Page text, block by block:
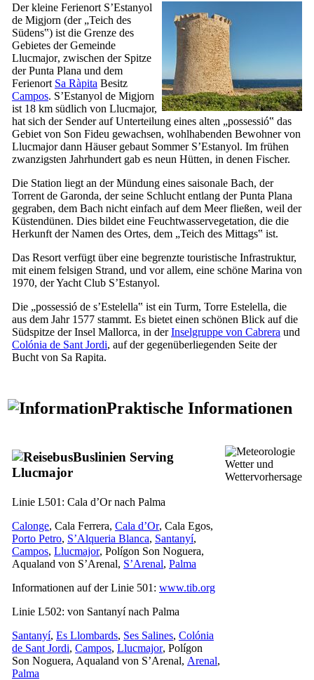
Der kleine Ferienort S’Estanyol
de Migjorn (der „Teich des
Südens‟) ist die Grenze des
Gebietes der Gemeinde
Llucmajor, zwischen der Spitze
derPunta Plana und dem
Ferienort Sa Ràpita Besitz
Campos. S’Estanyol de Migjorn
ist 18 km südlich von Llucmajor,
hat sich der Sender auf Unterteilung eines alten „possessió‟ das
Gebiet von Son Fideu gewachsen, wohlhabenden Bewohner von
Llucmajordann Häuser gebaut Sommer S’Estanyol. Im frühen
zwanzigsten Jahrhundert gab es neun Hütten, in denen Fischer.
Die Station liegt an der Mündung eines saisonale Bach, der
Torrent de Garonda, der seine Schlucht entlang derPunta Plana
gegraben, dem Bach nicht einfach auf dem Meer fließen, weil der
Küstendünen. Dies bildet eine Feuchtwasservegetation, die die
Herkunft der Namen des Ortes, dem „Teich des Mittags‟ ist.
Das Resort verfügt über eine begrenzte touristische Infrastruktur,
mit einem felsigen Strand, und vor allem, eine schöne Marina von
1970, der Yacht Club S’Estanyol.
Die „possessió de s’Estelella‟ ist ein Turm, Torre Estelella, die
aus dem Jahr 1577 stammt. Es bietet einen schönen Blick auf die
Südspitze der Insel Mallorca, in derInselgruppe von Cabrera und
Colónia de Sant Jordi, auf der gegenüberliegenden Seite der
Bucht von Sa Rapita.
Praktische Informationen
Buslinien Serving
Llucmajor
Wetter und
Wettervorhersage
Linie L501: Cala d’Ornach Palma
Calonge, Cala Ferrera, Cala d’Or, Cala Egos,
Porto Petro, S’Alqueria Blanca, Santanyí,
Campos, Llucmajor, Polígon Son Noguera,
Aqualand von S’Arenal, S’Arenal, Palma
Informationen auf der Linie 501: www.tib.org
Linie L502: von Santanyínach Palma
Santanyí, Es Llombards, Ses Salines, Colónia
de Sant Jordi, Campos, Llucmajor, Polígon
Son Noguera, Aqualand von S’Arenal, Arenal,
Palma